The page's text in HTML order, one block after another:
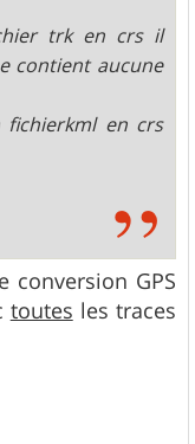
trk en crs il
contient aucune
en crs
conversion GPS
toutes les traces